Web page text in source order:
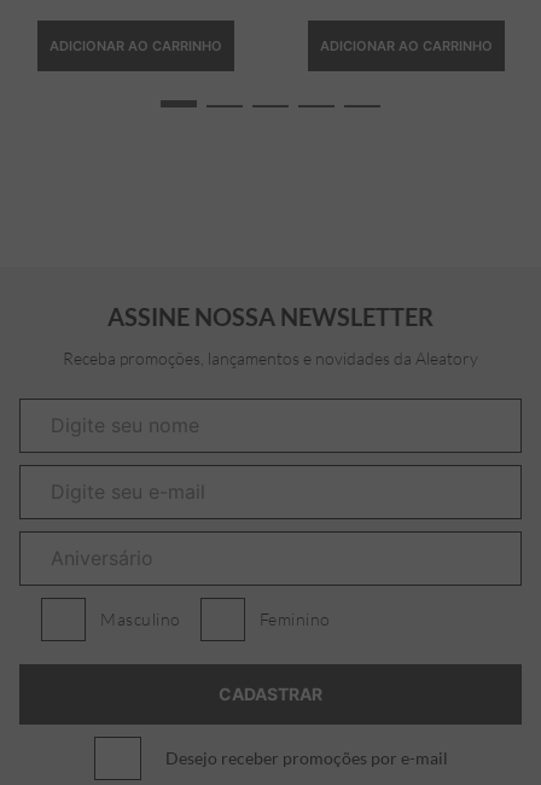
ADICIONAR AO CARRINHO ADICIONAR AO CARRINHO
ASSINE NOSSA NEWSLETTER
Receba promoções, lançamentos e novidades da Aleatory
Masculino Feminino
Desejo receber promoções por e-mail